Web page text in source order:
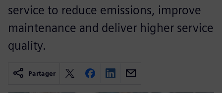
service to reduce emissions, improve
maintenance and deliver higher service
quality.
Partager